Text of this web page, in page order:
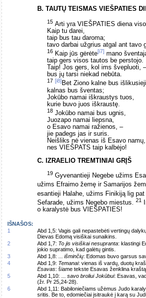
B. TAUTŲ TEISMAS VIEŠPATIES
15 Arti yra VIEŠPATIES diena
Kaip tu darei,
taip bus tau daroma;
tavo darbai užgrius atgal ant tavo
16 Kaip jūs gėrėte[i7] mano
taip gers visos tautos be perstojo.
Taip! Jos gers, kol ims švepluoti, –
bus jų tarsi niekad nebūta.
17 [i8] Bet Ziono kalne bus
kalnas bus šventas;
Jokūbo namai iškraustys tuos,
kurie buvo juos iškraustę.
18 Jokūbo namai bus ugnis,
Juozapo namai liepsna,
o Esavo namai ražienos, –
jie padegs jas ir suris.
Neišliks nė vienas iš Esavo namų,
nes VIEŠPATS taip kalbėjo!
C. IZRAELIO TREMTINIAI GRĮŠ
19 Gyvenantieji Negebe užims
užims Efraimo žemę ir Samarijos
esantieji Halahe, užims Finikiją lig
Sefarade, užims Negebo miestus. 21
o karalystė bus VIEŠPATIES!
IŠNAŠOS:
1
Abd 1,5: Vagis gali nepastebėti vertingų
Dievas Edomą visiškai sunaikins.
2
Abd 1,7: To jis visiškai nesupranta: klastingi
jokio supratimo, kad galėtų gintis.
3
Abd 1,8: ... išminčių: Edomas buvo garsus
4
Abd 1,9: Temanai: vienas iš vardų, duotų
Esavas: šiame tekste Esavas ženklina
5
Abd 1,10: ... savo broliui Jokūbui: Esavas,
(žr. Pr 25,24-28).
6
Abd 1,11: Babiloniečiams užėmus Judo
sritis. Be to, edomiečiai įsitraukė į karą su